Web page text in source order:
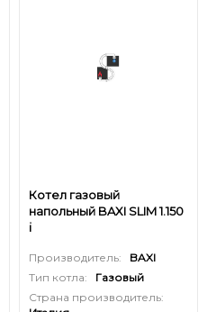
Котел газовый
напольный BAXI SLIM 1.150
i
Производитель:
BAXI
Тип котла:
Газовый
Страна производитель: